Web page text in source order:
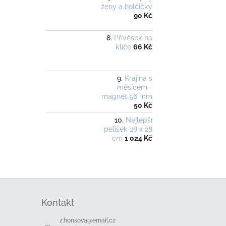
ženy a holčičky
90 Kč
Přívěsek na
klíče 66 Kč
Krajina s
měsícem -
magnet 56 mm
50 Kč
Nejlepší
pelíšek 28 x 28
cm 1 024 Kč
Kontakt
z.honsova@email.cz